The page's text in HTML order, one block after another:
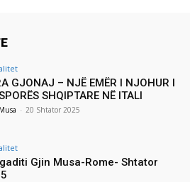
GJONAJ – NJË EMËR I NJOHUR I
SHQIPTARE NË ITALI
- 20 Shtator 2025
Gjin Musa-Rome- Shtator